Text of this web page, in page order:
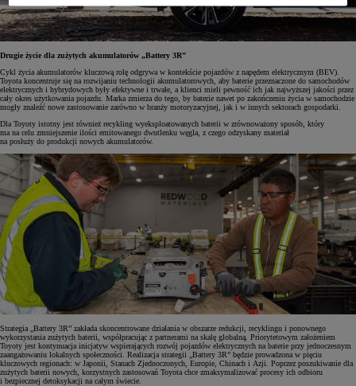
Drugie życie dla zużytych akumulatorów „Battery 3R”
Cykl życia akumulatorów kluczową rolę odgrywa w kontekście pojazdów z napędem elektrycznym (BEV).
Toyota koncentruje się na rozwijaniu technologii akumulatorowych, aby baterie przeznaczone do samochodów
elektrycznych i hybrydowych były efektywne i trwałe, a klienci mieli pewność ich jak najwyższej jakości przez
cały okres użytkowania pojazdu. Marka zmierza do tego, by baterie nawet po zakończeniu życia w samochodzie
mogły znaleźć nowe zastosowanie zarówno w branży motoryzacyjnej, jak i w innych sektorach gospodarki.
Dla Toyoty istotny jest również recykling wyeksploatowanych baterii w zrównoważony sposób, który
ma na celu zmniejszenie ilości emitowanego dwutlenku węgla, z czego odzyskany materiał
na posłuży do produkcji nowych akumulatorów.
Strategia „Battery 3R” zakłada skoncentrowane działania w obszarze redukcji, recyklingu i ponownego
wykorzystania zużytych baterii, współpracując z partnerami na skalę globalną. Priorytetowym założeniem
Toyoty jest kontynuacja inicjatyw wspierających rozwój pojazdów elektrycznych na baterie przy jednoczesnym
zaangażowaniu lokalnych społeczności. Realizacja strategii „Battery 3R” będzie prowadzona w pięciu
kluczowych regionach: w Japonii, Stanach Zjednoczonych, Europie, Chinach i Azji. Poprzez poszukiwanie dla
zużytych baterii nowych, korzystnych zastosowań Toyota chce zmaksymalizować procesy ich odbioru
i bezpiecznej detoksykacji na całym świecie.